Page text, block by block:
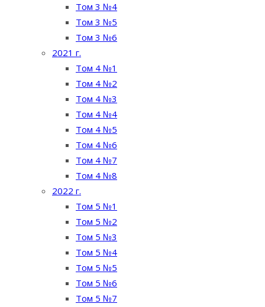
Том 3 №4
Том 3 №5
Том 3 №6
2021 г.
Том 4 №1
Том 4 №2
Том 4 №3
Том 4 №4
Том 4 №5
Том 4 №6
Том 4 №7
Том 4 №8
2022 г.
Том 5 №1
Том 5 №2
Том 5 №3
Том 5 №4
Том 5 №5
Том 5 №6
Том 5 №7